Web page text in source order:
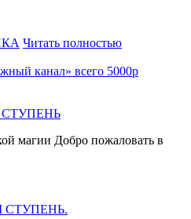
Читать полностью
канал» всего 5000р
магии Добро пожаловать в
СТУПЕНЬ.